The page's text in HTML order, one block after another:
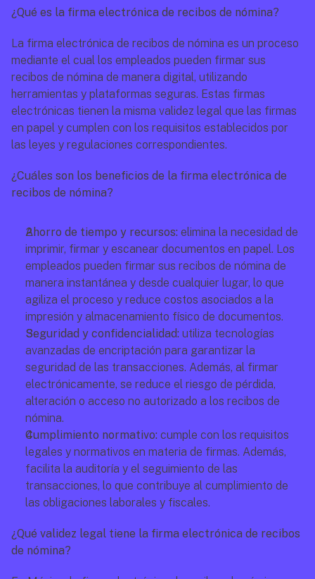
¿Qué es la firma electrónica de recibos de nómina?
La firma electrónica de recibos de nómina es un proceso
mediante el cual los empleados pueden firmar sus
recibos de nómina de manera digital, utilizando
herramientas y plataformas seguras. Estas firmas
electrónicas tienen la misma validez legal que las firmas
en papel y cumplen con los requisitos establecidos por
las leyes y regulaciones correspondientes.
¿Cuáles son los beneficios de la firma electrónica de
recibos de nómina?
Ahorro de tiempo y recursos: elimina la necesidad de
imprimir, firmar y escanear documentos en papel. Los
empleados pueden firmar sus recibos de nómina de
manera instantánea y desde cualquier lugar, lo que
agiliza el proceso y reduce costos asociados a la
impresión y almacenamiento físico de documentos.
Seguridad y confidencialidad: utiliza tecnologías
avanzadas de encriptación para garantizar la
seguridad de las transacciones. Además, al firmar
electrónicamente, se reduce el riesgo de pérdida,
alteración o acceso no autorizado a los recibos de
nómina.
Cumplimiento normativo: cumple con los requisitos
legales y normativos en materia de firmas. Además,
facilita la auditoría y el seguimiento de las
transacciones, lo que contribuye al cumplimiento de
las obligaciones laborales y fiscales.
¿Qué validez legal tiene la firma electrónica de recibos
de nómina?